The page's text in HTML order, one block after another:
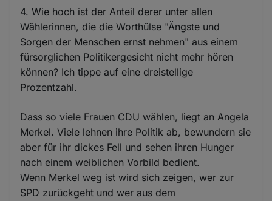
4. Wie hoch ist der Anteil derer unter allen
Wählerinnen, die die Worthülse "Ängste und
Sorgen der Menschen ernst nehmen" aus einem
fürsorglichen Politikergesicht nicht mehr hören
können? Ich tippe auf eine dreistellige
Prozentzahl.
Dass so viele Frauen CDU wählen, liegt an Angela
Merkel. Viele lehnen ihre Politik ab, bewundern sie
aber für ihr dickes Fell und sehen ihren Hunger
nach einem weiblichen Vorbild bedient.
Wenn Merkel weg ist wird sich zeigen, wer zur
SPD zurückgeht und wer aus dem